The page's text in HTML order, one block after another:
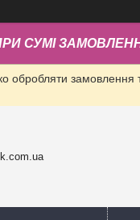
СУМІ
замовлення